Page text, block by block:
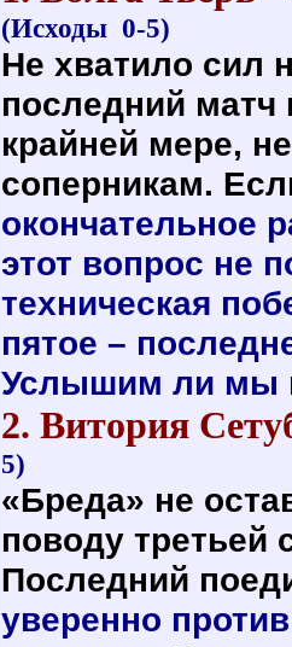
(Исходы 0-5)
Не хватило сил
последний матч
крайней мере,
соперникам.
окончательное
этот вопрос не
техническая
пятое –
Услышим ли мы
2. Витория
5)
«Бреда» не
поводу третьей
Последний
уверенно